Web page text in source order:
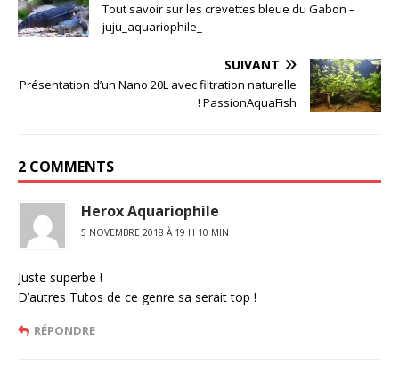
Tout savoir sur les crevettes bleue du Gabon –
juju_aquariophile_
SUIVANT
Présentation d’un Nano 20L avec filtration naturelle
! PassionAquaFish
2 COMMENTS
Herox Aquariophile
5 NOVEMBRE 2018 À 19 H 10 MIN
Juste superbe !
D’autres Tutos de ce genre sa serait top !
RÉPONDRE